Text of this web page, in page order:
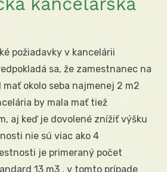
požiadavky v kancelárii
sa, že zamestnanec na
okolo seba najmenej 2 m2
by mala mať tiež
aj keď je dovolené znížiť výšku
nie sú viac ako 4
je primeraný počet
13 m3 , v tomto prípade